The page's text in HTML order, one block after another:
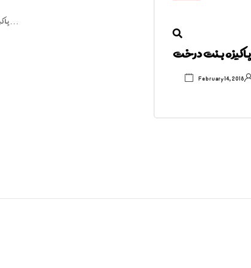
«پاکیزه بنت درخت»، یکی از رمانهای اجتماعی میباشد؛ نویسندۀ این رمان، به مسایل اجتماعی، انگیزشی و مذهبی پرداخته است .پاکیزه ...
پاکیزه بنت درخت
February 14, 2018